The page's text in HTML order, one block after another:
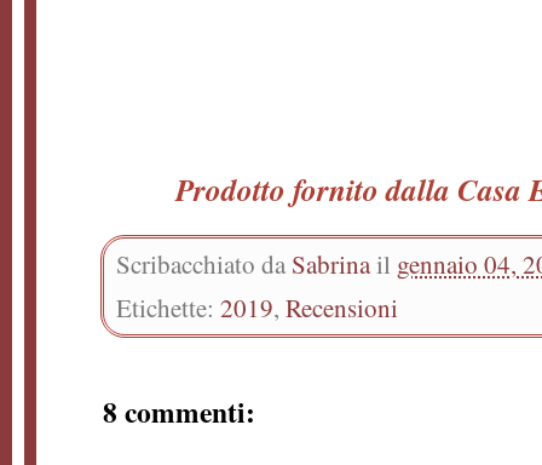
Prodotto fornito dalla Casa
Scribacchiato da Sabrinail gennaio 04,
Etichette: 2019, Recensioni
8 commenti: